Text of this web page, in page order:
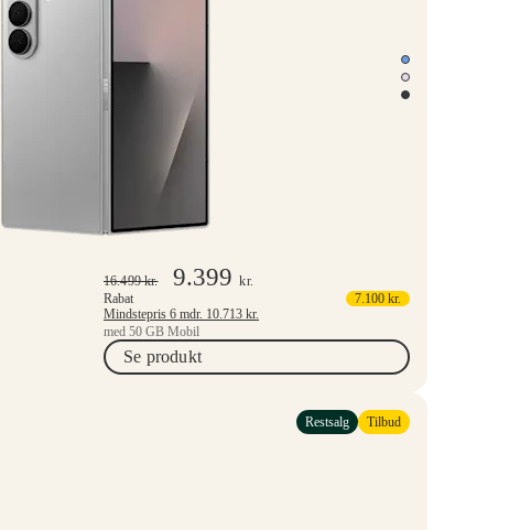
16.499kr. 9.399kr.
Rabat
7.100 kr.
Mindstepris 6 mdr. 10.713 kr.
med 50 GB Mobil
Se produkt
Restsalg Tilbud